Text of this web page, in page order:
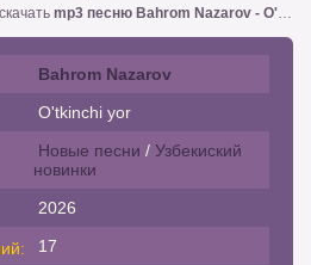
mp3 песню Bahrom Nazarov - O'tkinchi yor
Bahrom Nazarov
O'tkinchi yor
Новые песни / Узбекиский
новинки
2026
17